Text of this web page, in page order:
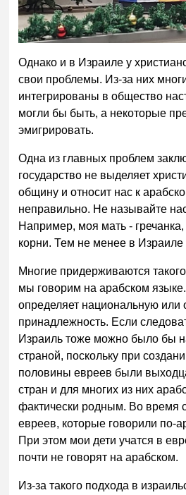
Однако и в Израиле у
свои проблемы. Из-за них
интегрированы в общество
могли бы быть, а некоторые
эмигрировать.
Одна из главных проблем
государство не выделяет
общину и относит нас к
неправильно. Не называйте
Например, моя мать -
корни. Тем не менее в
Многие придерживаются
мы говорим на арабском
определяет национальную
принадлежность. Если
Израиль тоже можно было бы
страной, поскольку при
половины евреев были
стран и для многих из них
фактически родным. Во время
евреев, которые говорили по-
При этом мои дети учатся в
почти не говорят на арабском.
Из-за такого подхода в